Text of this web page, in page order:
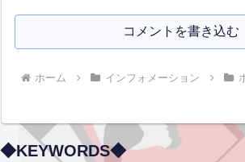
コメントを書き込む
ホーム インフォメーション
◆KEYWORDS◆